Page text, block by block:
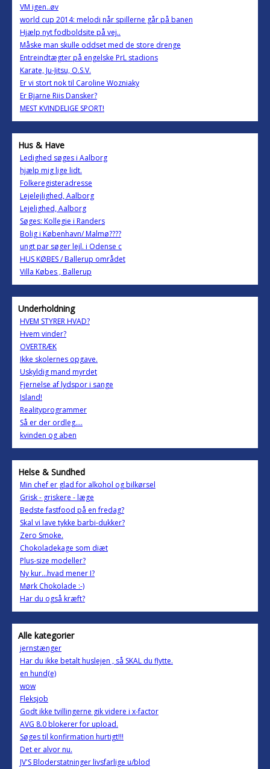
VM igen..øv
world cup 2014: melodi når spillerne går på banen
Hjælp nyt fodboldsite på vej..
Måske man skulle oddset med de store drenge
Entreindtægter på engelske PrL stadions
Karate, Ju-Jitsu, O.S.V.
Er vi stort nok til Caroline Wozniaky
Er Bjarne Riis Dansker?
MEST KVINDELIGE SPORT!
Hus & Have
Ledighed søges i Aalborg
hjælp mig lige lidt.
Folkeregisteradresse
Lejelejlighed, Aalborg
Lejelighed, Aalborg
Søges: Kollegie i Randers
Bolig i København/ Malmø????
ungt par søger lejl. i Odense c
HUS KØBES / Ballerup området
Villa Købes , Ballerup
Underholdning
HVEM STYRER HVAD?
Hvem vinder?
OVERTRÆK
Ikke skolernes opgave.
Uskyldig mand myrdet
Fjernelse af lydspor i sange
Island!
Realityprogrammer
Så er der ordleg....
kvinden og aben
Helse & Sundhed
Min chef er glad for alkohol og bilkørsel
Grisk - griskere - læge
Bedste fastfood på en fredag?
Skal vi lave tykke barbi-dukker?
Zero Smoke.
Chokoladekage som diæt
Plus-size modeller?
Ny kur…hvad mener I?
Mørk Chokolade :-)
Har du også kræft?
Alle kategorier
jernstænger
Har du ikke betalt huslejen , så SKAL du flytte.
en hund(e)
wow
Fleksjob
Godt ikke tvillingerne gik videre i x-factor
AVG 8.0 blokerer for upload.
Søges til konfirmation hurtigt!!!
Det er alvor nu.
JV'S Bloderstatninger livsfarlige u/blod